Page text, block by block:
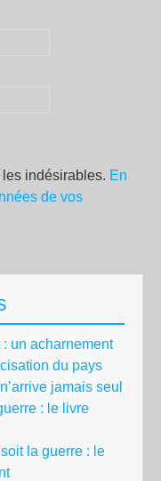
indésirables. En
de vos
un acharnement
du pays
jamais seul
: le livre
la guerre : le